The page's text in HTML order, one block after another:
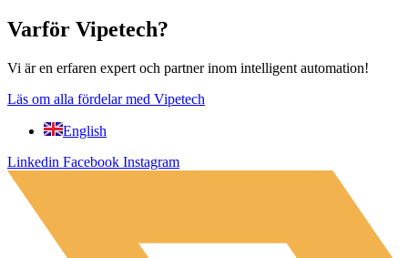
Varför Vipetech?
Vi är en erfaren expert och partner inom intelligent automation!
Läs om alla fördelar med Vipetech
English
Linkedin Facebook Instagram